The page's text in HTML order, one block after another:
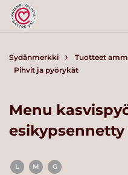
Sydänmerkki Tuotteet
Pihvit ja pyörykät
Menu
esikypsennetty
L M G